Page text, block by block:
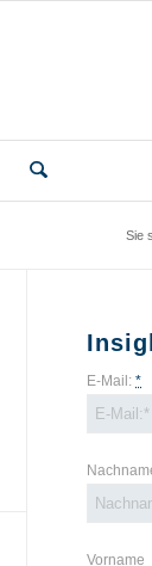
Sie
E-Mail:*
Vorname